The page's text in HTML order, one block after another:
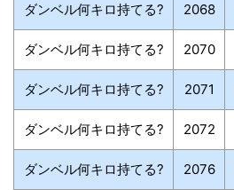
ダンベル何キロ持てる? 2068
ダンベル何キロ持てる? 2070
ダンベル何キロ持てる? 2071
ダンベル何キロ持てる? 2072
ダンベル何キロ持てる? 2076